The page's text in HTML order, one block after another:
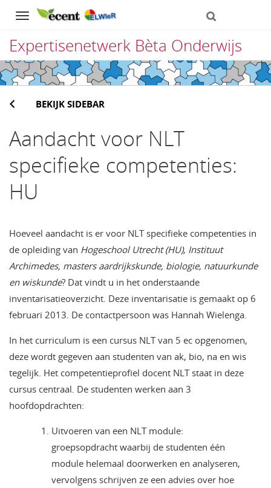
Navigation
Expertisenetwerk Bèta Onderwijs
Direct
naar
het
inhoud
BEKIJK SIDEBAR
Aandacht voor NLT
specifieke competenties:
HU
Hoeveel aandacht is er voor NLT specifieke competenties in
de opleiding van Hogeschool Utrecht (HU), Instituut
Archimedes, masters aardrijkskunde, biologie, natuurkunde
en wiskunde? Dat vindt u in het onderstaande
inventarisatieoverzicht. Deze inventarisatie is gemaakt op 6
februari 2013. De contactpersoon was Hannah Wielenga.
In het curriculum is een cursus NLT van 5 ec opgenomen,
deze wordt gegeven aan studenten van ak, bio, na en wis
tegelijk. Het competentieprofiel docent NLT staat in deze
cursus centraal. De studenten werken aan 3
hoofdopdrachten:
Uitvoeren van een NLT module:
groepsopdracht waarbij de studenten één
module helemaal doorwerken en analyseren,
vervolgens schrijven ze een advies over hoe